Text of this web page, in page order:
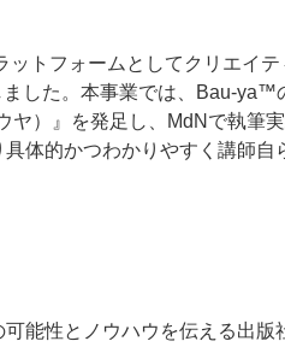
トフォームとしてクリエイ
した。本事業では、Bau-ya™
）』を発足し、MdNで執筆
体的かつわかりやすく講師自
能性とノウハウを伝える出版